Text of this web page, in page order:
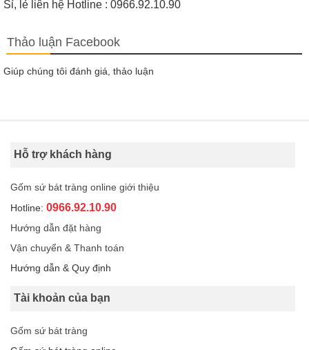
Sỉ, lẻ liên hệ Hotline : 0966.92.10.90
Thảo luận Facebook
Giúp chúng tôi đánh giá, thảo luận
Hỗ trợ khách hàng
Gốm sứ bát tràng online giới thiệu
Hotline: 0966.92.10.90
Hướng dẫn đặt hàng
Vận chuyển & Thanh toán
Hướng dẫn & Quy định
Tài khoản của bạn
Gốm sứ bát tràng